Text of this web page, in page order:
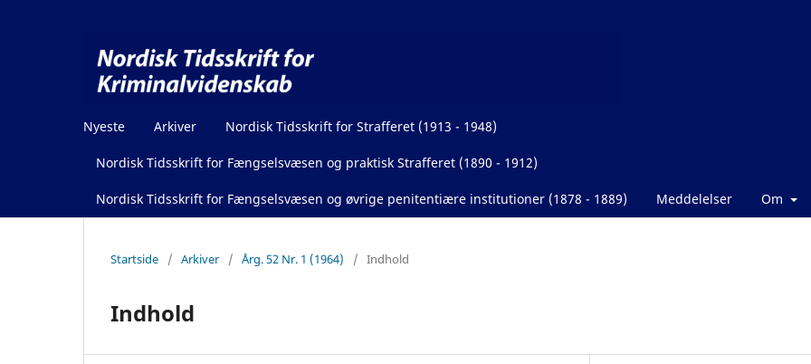
Nyeste Arkiver Nordisk Tidsskrift for Strafferet (1913 - 1948)
Nordisk Tidsskrift for Fængselsvæsen og praktisk Strafferet (1890 - 1912)
Nordisk Tidsskrift for Fængselsvæsen og øvrige penitentiære institutioner (1878 - 1889) Meddelelser Om
Startside / Arkiver / Årg. 52 Nr. 1 (1964) / Indhold
Indhold